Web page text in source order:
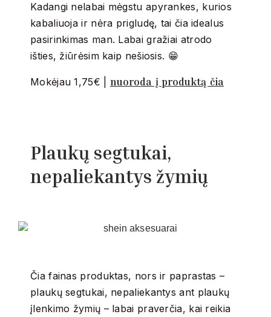
Kadangi nelabai mėgstu apyrankes, kurios
kabaliuoja ir nėra prigludę, tai čia idealus
pasirinkimas man. Labai gražiai atrodo
išties, žiūrėsim kaip nešiosis. 😁
Mokėjau 1,75€ | nuoroda į produktą čia
Plaukų segtukai,
nepaliekantys žymių
Čia fainas produktas, nors ir paprastas –
plaukų segtukai, nepaliekantys ant plaukų
įlenkimo žymių – labai praverčia, kai reikia